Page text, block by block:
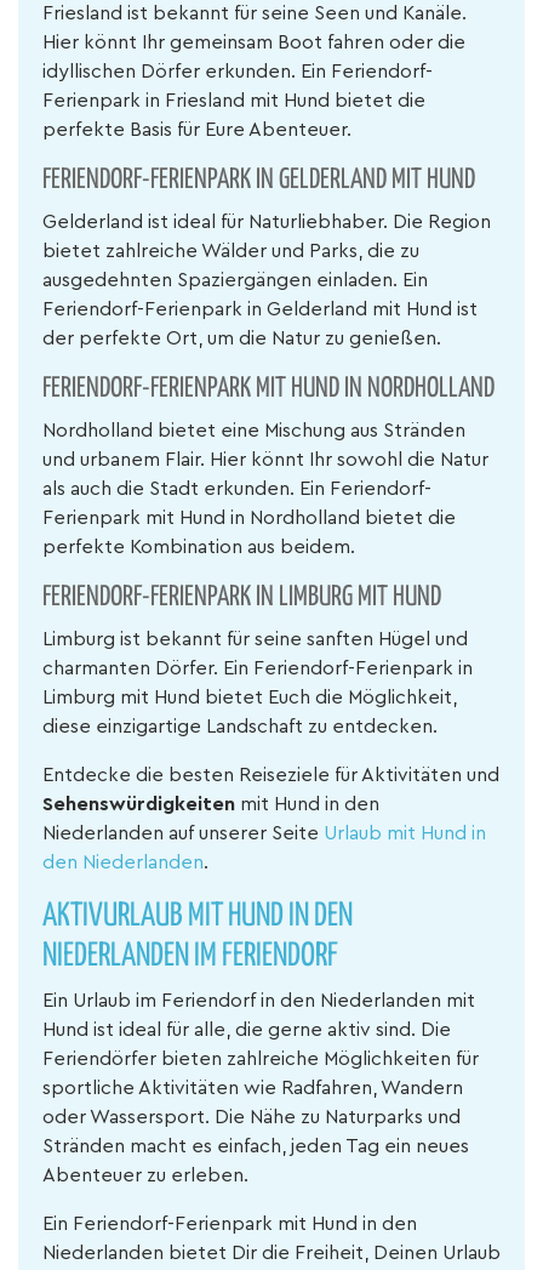
Friesland ist bekannt für seine Seen und Kanäle.
Hier könnt Ihr gemeinsam Boot fahren oder die
idyllischen Dörfer erkunden. Ein Feriendorf-
Ferienpark in Friesland mit Hund bietet die
perfekte Basis für Eure Abenteuer.
FERIENDORF-FERIENPARK IN GELDERLAND MIT HUND
Gelderland ist ideal für Naturliebhaber. Die Region
bietet zahlreiche Wälder und Parks, die zu
ausgedehnten Spaziergängen einladen. Ein
Feriendorf-Ferienpark in Gelderland mit Hund ist
der perfekte Ort, um die Natur zu genießen.
FERIENDORF-FERIENPARK MIT HUND IN NORDHOLLAND
Nordholland bietet eine Mischung aus Stränden
und urbanem Flair. Hier könnt Ihr sowohl die Natur
als auch die Stadt erkunden. Ein Feriendorf-
Ferienpark mit Hund in Nordholland bietet die
perfekte Kombination aus beidem.
FERIENDORF-FERIENPARK IN LIMBURG MIT HUND
Limburg ist bekannt für seine sanften Hügel und
charmanten Dörfer. Ein Feriendorf-Ferienpark in
Limburg mit Hund bietet Euch die Möglichkeit,
diese einzigartige Landschaft zu entdecken.
Entdecke die besten Reiseziele für Aktivitäten und
Sehenswürdigkeiten mit Hund in den
Niederlanden auf unserer Seite Urlaub mit Hund in
den Niederlanden.
AKTIVURLAUB MIT HUND IN DEN
NIEDERLANDEN IM FERIENDORF
Ein Urlaub im Feriendorf in den Niederlanden mit
Hund ist ideal für alle, die gerne aktiv sind. Die
Feriendörfer bieten zahlreiche Möglichkeiten für
sportliche Aktivitäten wie Radfahren, Wandern
oder Wassersport. Die Nähe zu Naturparks und
Stränden macht es einfach, jeden Tag ein neues
Abenteuer zu erleben.
Ein Feriendorf-Ferienpark mit Hund in den
Niederlanden bietet Dir die Freiheit, Deinen Urlaub